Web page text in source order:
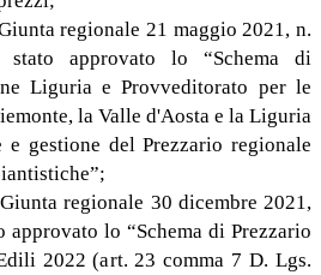
regionale 21 maggio 2021, n.
approvato lo “Schema di
Liguria e Provveditorato per le
la Valle d'Aosta e la Liguria
gestione del Prezzario regionale
regionale 30 dicembre 2021,
approvato lo “Schema di Prezzario
2022 (art. 23 comma 7 D. Lgs.